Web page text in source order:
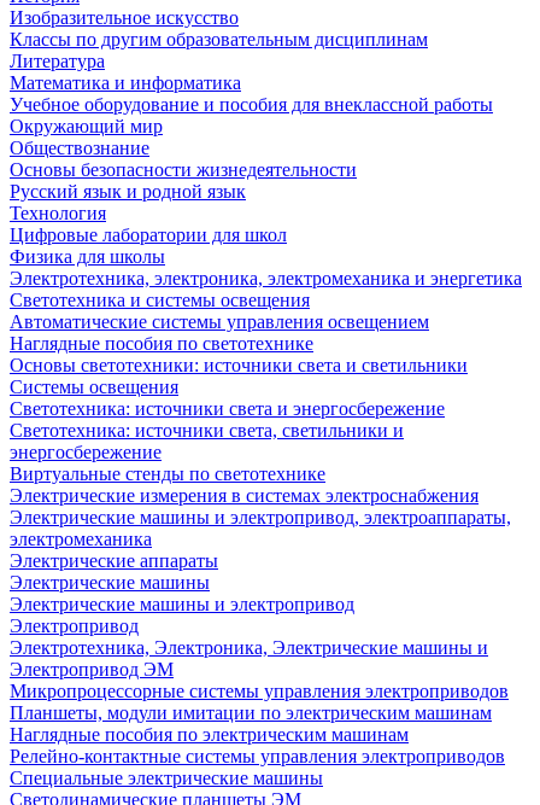
Изобразительное искусство
Классы по другим образовательным дисциплинам
Литература
Математика и информатика
Учебное оборудование и пособия для внеклассной работы
Окружающий мир
Обществознание
Основы безопасности жизнедеятельности
Русский язык и родной язык
Технология
Цифровые лаборатории для школ
Физика для школы
Электротехника, электроника, электромеханика и энергетика
Светотехника и системы освещения
Автоматические системы управления освещением
Наглядные пособия по светотехнике
Основы светотехники: источники света и светильники
Системы освещения
Светотехника: источники света и энергосбережение
Светотехника: источники света, светильники и
энергосбережение
Виртуальные стенды по светотехнике
Электрические измерения в системах электроснабжения
Электрические машины и электропривод, электроаппараты,
электромеханика
Электрические аппараты
Электрические машины
Электрические машины и электропривод
Электропривод
Электротехника, Электроника, Электрические машины и
Электропривод ЭМ
Микропроцессорные системы управления электроприводов
Планшеты, модули имитации по электрическим машинам
Наглядные пособия по электрическим машинам
Релейно-контактные системы управления электроприводов
Специальные электрические машины
Светодинамические планшеты ЭМ